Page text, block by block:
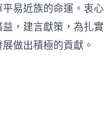
易近族的命運。衷心
，建言獻策，為扎實
展做出積極的貢獻。